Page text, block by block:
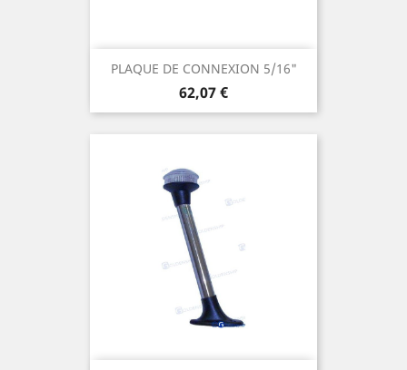
PLAQUE DE CONNEXION 5/16"
Prix
62,07 €